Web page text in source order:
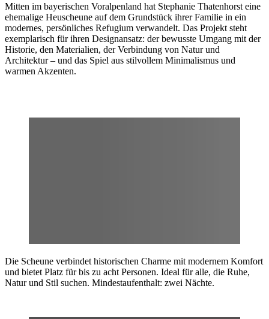
Mitten im bayerischen Voralpenland hat Stephanie Thatenhorst eine
ehemalige Heuscheune auf dem Grundstück ihrer Familie in ein
modernes, persönliches Refugium verwandelt. Das Projekt steht
exemplarisch für ihren Designansatz: der bewusste Umgang mit der
Historie, den Materialien, der Verbindung von Natur und
Architektur – und das Spiel aus stilvollem Minimalismus und
warmen Akzenten.
Die Scheune verbindet historischen Charme mit modernem Komfort
und bietet Platz für bis zu acht Personen. Ideal für alle, die Ruhe,
Natur und Stil suchen. Mindestaufenthalt: zwei Nächte.